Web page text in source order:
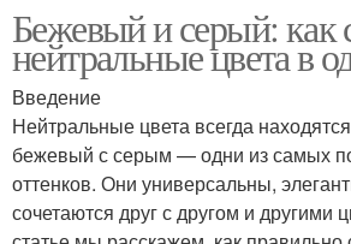
Бежевый и серый: как
нейтральные цвета в
Введение
Нейтральные цвета всегда
бежевый с серым — одни из самых
оттенков. Они универсальны,
сочетаются друг с другом и другими